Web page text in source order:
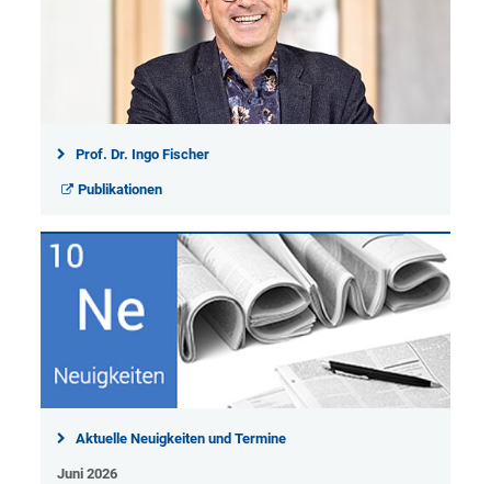
Prof. Dr. Ingo Fischer
Publikationen
Aktuelle Neuigkeiten und Termine
Juni 2026